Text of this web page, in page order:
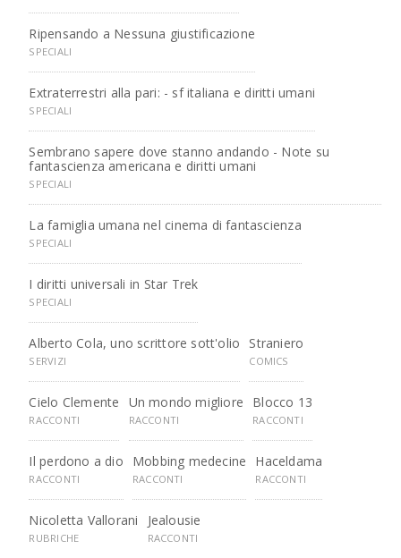
Ripensando a Nessuna giustificazione
SPECIALI
Extraterrestri alla pari: - sf italiana e diritti umani
SPECIALI
Sembrano sapere dove stanno andando - Note su
fantascienza americana e diritti umani
SPECIALI
La famiglia umana nel cinema di fantascienza
SPECIALI
I diritti universali in Star Trek
SPECIALI
Alberto Cola, uno scrittore sott'olio
SERVIZI
Straniero
COMICS
Cielo Clemente
RACCONTI
Un mondo migliore
RACCONTI
Blocco 13
RACCONTI
Il perdono a dio
RACCONTI
Mobbing medecine
RACCONTI
Haceldama
RACCONTI
Nicoletta Vallorani
RUBRICHE
Jealousie
RACCONTI